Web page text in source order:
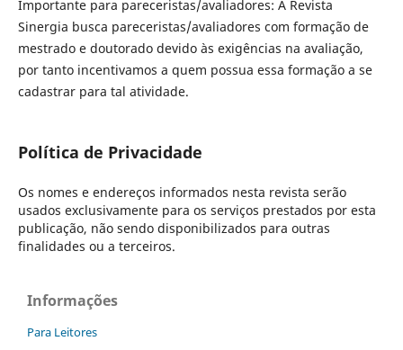
Importante para pareceristas/avaliadores: A Revista
Sinergia busca pareceristas/avaliadores com formação de
mestrado e doutorado devido às exigências na avaliação,
por tanto incentivamos a quem possua essa formação a se
cadastrar para tal atividade.
Política de Privacidade
Os nomes e endereços informados nesta revista serão
usados exclusivamente para os serviços prestados por esta
publicação, não sendo disponibilizados para outras
finalidades ou a terceiros.
Informações
Para Leitores